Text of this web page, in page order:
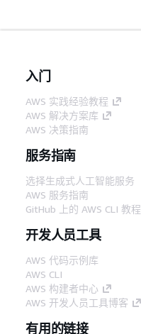
入门
AWS 实践经验教程
AWS 解决方案库
AWS 决策指南
服务指南
选择生成式人工智能服务
AWS 服务指南
GitHub 上的 AWS CLI 教程
开发人员工具
AWS 代码示例库
AWS CLI
AWS 构建者中心
AWS 开发人员工具博客
有用的链接